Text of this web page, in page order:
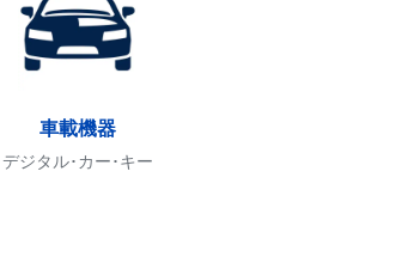
車載機器
デジタル･カー･キー